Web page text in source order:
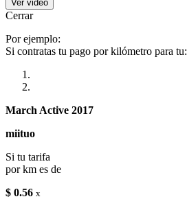
Ver video
Cerrar
Por ejemplo:
Si contratas tu pago por kilómetro para tu:
March Active 2017
miituo
Si tu tarifa
por km es de
$ 0.56 x